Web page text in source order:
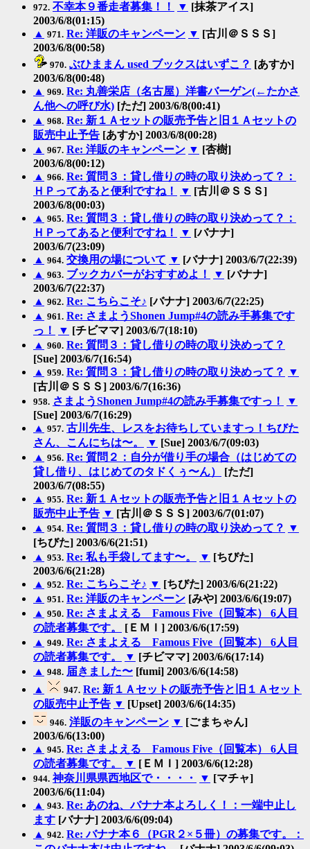
972. 不幸本９番走者募集！！ ▼ [抹茶アイス]
2003/6/8(01:15)
▲ 971. Re: 洋販のキャンペーン ▼ [古川＠ＳＳＳ]
2003/6/8(00:58)
970. ぶひままん used ブックスはいずこ？ [あすか]
2003/6/8(00:48)
▲ 969. Re: 丸善栄店（名古屋）洋書バーゲン(←たかさ
ん他への呼び水) [ただ] 2003/6/8(00:41)
▲ 968. Re: 新１Ａセットの販売予告と旧１Ａセットの
販売中止予告 [あすか] 2003/6/8(00:28)
▲ 967. Re: 洋販のキャンペーン ▼ [杏樹]
2003/6/8(00:12)
▲ 966. Re: 質問３：貸し借りの時の取り決めって？：
ＨＰってあると便利ですね！
▼ [古川＠ＳＳＳ]
2003/6/8(00:03)
▲ 965. Re: 質問３：貸し借りの時の取り決めって？：
ＨＰってあると便利ですね！
▼ [バナナ]
2003/6/7(23:09)
▲ 964. 交換用の場について ▼ [バナナ] 2003/6/7(22:39)
▲ 963. ブックカバーがおすすめよ！ ▼ [バナナ]
2003/6/7(22:37)
▲ 962. Re: こちらこそ♪ [バナナ] 2003/6/7(22:25)
▲ 961. Re: さまようShonen Jump#4の読み手募集です
っ！
▼ [チビママ] 2003/6/7(18:10)
▲ 960. Re: 質問３：貸し借りの時の取り決めって？
[Sue] 2003/6/7(16:54)
▲ 959. Re: 質問３：貸し借りの時の取り決めって？ ▼
[古川＠ＳＳＳ] 2003/6/7(16:36)
958. さまようShonen Jump#4の読み手募集ですっ！
▼
[Sue] 2003/6/7(16:29)
▲ 957. 古川先生、レスをお待ちしていますっ！ちびた
さん、こんにちは〜。
▼ [Sue] 2003/6/7(09:03)
▲ 956. Re: 質問２：自分が借り手の場合（はじめての
貸し借り、はじめてのタドくぅ〜ん）
[ただ]
2003/6/7(08:55)
▲ 955. Re: 新１Ａセットの販売予告と旧１Ａセットの
販売中止予告 ▼ [古川＠ＳＳＳ] 2003/6/7(01:07)
▲ 954. Re: 質問３：貸し借りの時の取り決めって？ ▼
[ちびた] 2003/6/6(21:51)
▲ 953. Re: 私も手袋してます〜。 ▼ [ちびた]
2003/6/6(21:28)
▲ 952. Re: こちらこそ♪ ▼ [ちびた] 2003/6/6(21:22)
▲ 951. Re: 洋販のキャンペーン [みや] 2003/6/6(19:07)
▲ 950. Re: さまよえる Famous Five（回覧本） 6人目
の読者募集です。
[ＥＭＩ] 2003/6/6(17:59)
▲ 949. Re: さまよえる Famous Five（回覧本） 6人目
の読者募集です。
▼ [チビママ] 2003/6/6(17:14)
▲ 948. 届きました〜 [fumi] 2003/6/6(14:58)
▲
947. Re: 新１Ａセットの販売予告と旧１Ａセット
の販売中止予告 ▼ [Upset] 2003/6/6(14:35)
946. 洋販のキャンペーン ▼ [ごまちゃん]
2003/6/6(13:00)
▲ 945. Re: さまよえる Famous Five（回覧本） 6人目
の読者募集です。
▼ [ＥＭＩ] 2003/6/6(12:28)
944. 神奈川県県西地区で・・・・ ▼ [マチャ]
2003/6/6(11:04)
▲ 943. Re: あのね、バナナ本よろしく！：一端中止し
ます [バナナ] 2003/6/6(09:04)
▲ 942. Re: バナナ本６（PGR２×５冊）の募集です。：